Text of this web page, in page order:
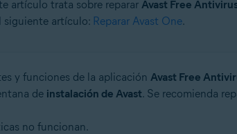
artículo trata sobre reparar Avast Free
siguiente artículo: Reparar Avast One.
y funciones de la aplicación Avast Free
de instalación de Avast. Se recomienda
no funcionan.